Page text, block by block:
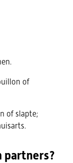
of
of slapte;
partners?